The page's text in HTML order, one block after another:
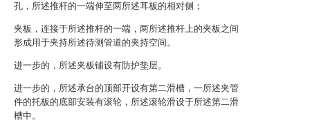
孔，所述推杆的一端伸至两所述耳板的相对侧；
夹板，连接于所述推杆的一端，两所述推杆上的夹板之间
形成用于夹持所述待测管道的夹持空间。
进一步的，所述夹板铺设有防护垫层。
进一步的，所述承台的顶部开设有第二滑槽，一所述夹管
件的托板的底部安装有滚轮，所述滚轮滑设于所述第二滑
槽中。